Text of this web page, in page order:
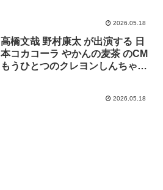
2026.05.18
高橋文哉 野村康太 が出演する 日
本コカコーラ やかんの麦茶 のCM
もうひとつのクレヨンしんちゃん
2026.05.18